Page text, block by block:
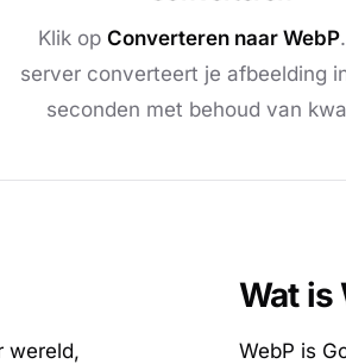
Klik op Converteren naar WebP
server converteert je afbeelding
seconden met behoud van
wereld,
Wat is
WebP is